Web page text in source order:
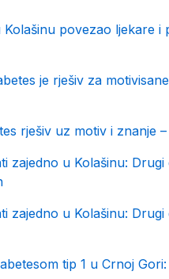
povezao ljekare
je rješiv za
rješiv uz motiv i znanje
zajedno u Kolašinu:
zajedno u Kolašinu:
tip 1 u Crnoj